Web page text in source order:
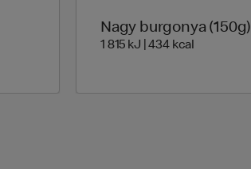
Nagy burgonya (150g)
1 815 kJ | 434 kcal